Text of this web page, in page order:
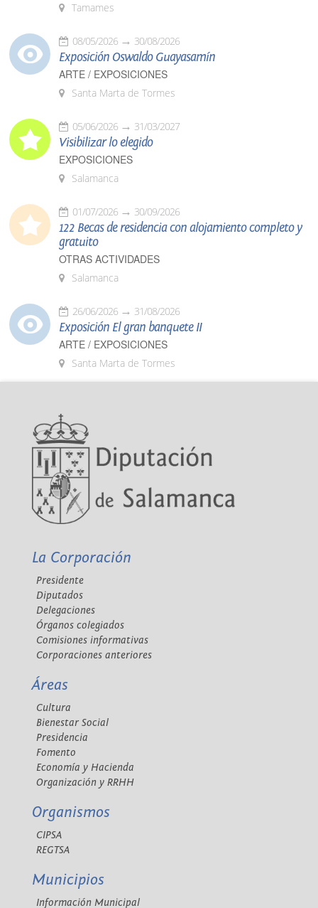
Tamames
08/05/2026 30/08/2026
Exposición Oswaldo Guayasamín
ARTE / EXPOSICIONES
Santa Marta de Tormes
05/06/2026 31/03/2027
Visibilizar lo elegido
EXPOSICIONES
Salamanca
01/07/2026 30/09/2026
122 Becas de residencia con alojamiento completo y
gratuito
OTRAS ACTIVIDADES
Salamanca
26/06/2026 31/08/2026
Exposición El gran banquete II
ARTE / EXPOSICIONES
Santa Marta de Tormes
La Corporación
Presidente
Diputados
Delegaciones
Órganos colegiados
Comisiones informativas
Corporaciones anteriores
Áreas
Cultura
Bienestar Social
Presidencia
Fomento
Economía y Hacienda
Organización y RRHH
Organismos
CIPSA
REGTSA
Municipios
Información Municipal